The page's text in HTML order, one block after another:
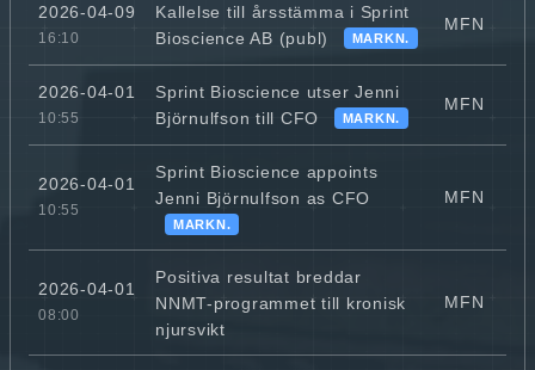
2026-04-09
16:10
Kallelse till årsstämma i Sprint
Bioscience AB (publ)
MARKN.
MFN
2026-04-01
10:55
Sprint Bioscience utser Jenni
Björnulfson till CFO
MARKN.
MFN
2026-04-01
10:55
Sprint Bioscience appoints
Jenni Björnulfson as CFO
MARKN.
MFN
2026-04-01
08:00
Positiva resultat breddar
NNMT-programmet till kronisk
njursvikt
MFN